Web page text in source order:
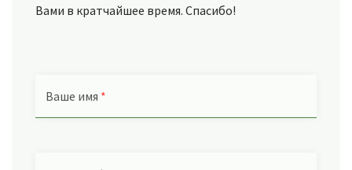
Вами в кратчайшее время. Спасибо!
Ваше имя *